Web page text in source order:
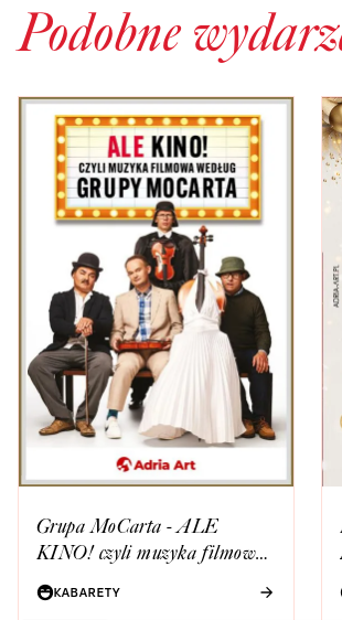
Podobne
Grupa MoCarta - ALE
KINO! czyli muzyka filmowa
wg Grupy MoCarta
KABARETY